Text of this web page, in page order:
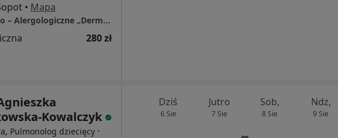
• Mapa
Centrum Dermatologiczno – Alergologiczne „Derm-Al”
280 zł
Kowalczyk
Pulmonolog dziecięcy ·
Dziś
6 Sie
Jutro
7 Sie
Sob,
8 Sie
Ndz,
9 Sie